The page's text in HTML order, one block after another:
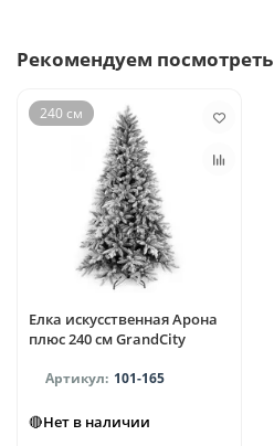
Рекомендуем посмотреть
240 см
Елка искусственная Арона
плюс 240 см GrandCity
101-165
🔴Нет в наличии